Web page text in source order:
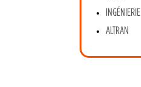
INGÉNIERIE
ALTRAN